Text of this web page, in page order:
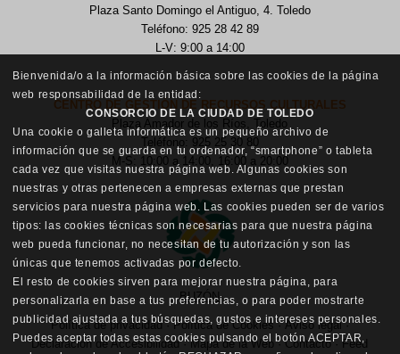
Plaza Santo Domingo el Antiguo, 4. Toledo
Teléfono: 925 28 42 89
L-V: 9:00 a 14:00
CENTRO DE GESTIÓN DE RECURSOS CULTURALES
Plaza Amador de los Ríos, Toledo
Teléfono: 925 25 30 80
M-S: 10:00 a 14:00, 16:00 a 20:00
BUZÓN
Política de privacidad·Política de Cookies ·Aviso legal·
Declaración de Accesibilidad·Mapa de la Web·Contacto·Feed
Bienvenida/o a la información básica sobre las cookies de la página
web responsabilidad de la entidad:
CONSORCIO DE LA CIUDAD DE TOLEDO
Una cookie o galleta informática es un pequeño archivo de
información que se guarda en tu ordenador, “smartphone” o tableta
cada vez que visitas nuestra página web. Algunas cookies son
nuestras y otras pertenecen a empresas externas que prestan
servicios para nuestra página web. Las cookies pueden ser de varios
tipos: las cookies técnicas son necesarias para que nuestra página
web pueda funcionar, no necesitan de tu autorización y son las
únicas que tenemos activadas por defecto.
El resto de cookies sirven para mejorar nuestra página, para
personalizarla en base a tus preferencias, o para poder mostrarte
publicidad ajustada a tus búsquedas, gustos e intereses personales.
Puedes aceptar todas estas cookies pulsando el botón ACEPTAR,